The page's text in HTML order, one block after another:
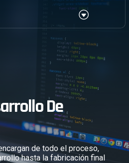
Menu
De
de todo el proceso,
hasta la fabricación final